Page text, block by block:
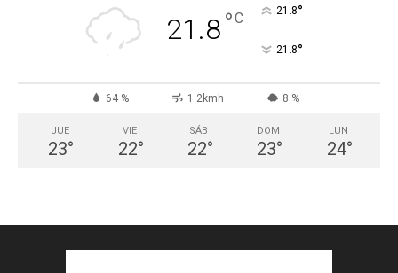
21.8°C 21.8°
21.8°
64 % 1.2kmh 8 %
JUE
23°
VIE
22°
SÁB
22°
DOM
23°
LUN
24°